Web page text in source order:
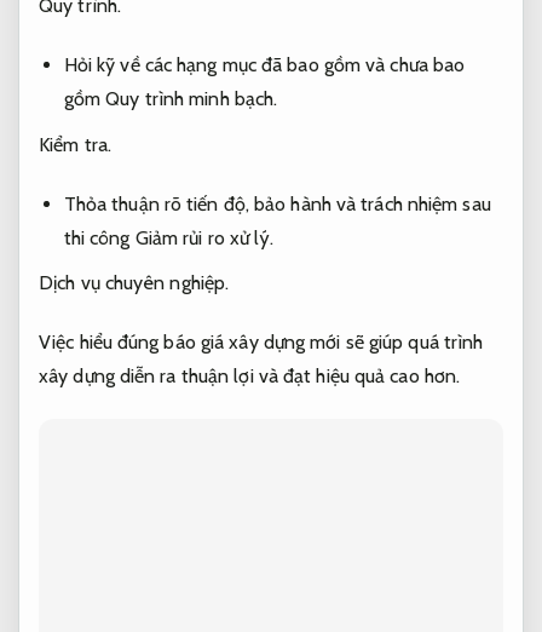
Quy trình.
Hỏi kỹ về các hạng mục đã bao gồm và chưa bao
gồmQuy trình minh bạch.
Kiểm tra.
Thỏa thuận rõ tiến độ, bảo hành và trách nhiệm sau
thi công Giảm rủi ro xử lý.
Dịch vụ chuyên nghiệp.
Việc hiểu đúng báo giá xây dựng mới sẽ giúp quá trình
xây dựng diễn ra thuận lợi và đạt hiệu quả cao hơn.